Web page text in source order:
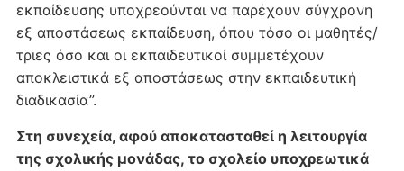
εκπαίδευσης υποχρεούνται να παρέχουν σύγχρονη
εξ αποστάσεως εκπαίδευση, όπου τόσο οι μαθητές/
τριες όσο και οι εκπαιδευτικοί συμμετέχουν
αποκλειστικά εξ αποστάσεως στην εκπαιδευτική
διαδικασία”.
Στη συνεχεία, αφού αποκατασταθεί η λειτουργία
της σχολικής μονάδας, το σχολείο υποχρεωτικά